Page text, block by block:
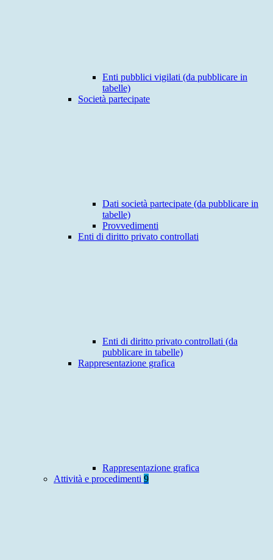
Enti pubblici vigilati (da pubblicare in
tabelle)
Società partecipate
Dati società partecipate (da pubblicare in
tabelle)
Provvedimenti
Enti di diritto privato controllati
Enti di diritto privato controllati (da
pubblicare in tabelle)
Rappresentazione grafica
Rappresentazione grafica
Attività e procedimenti 9